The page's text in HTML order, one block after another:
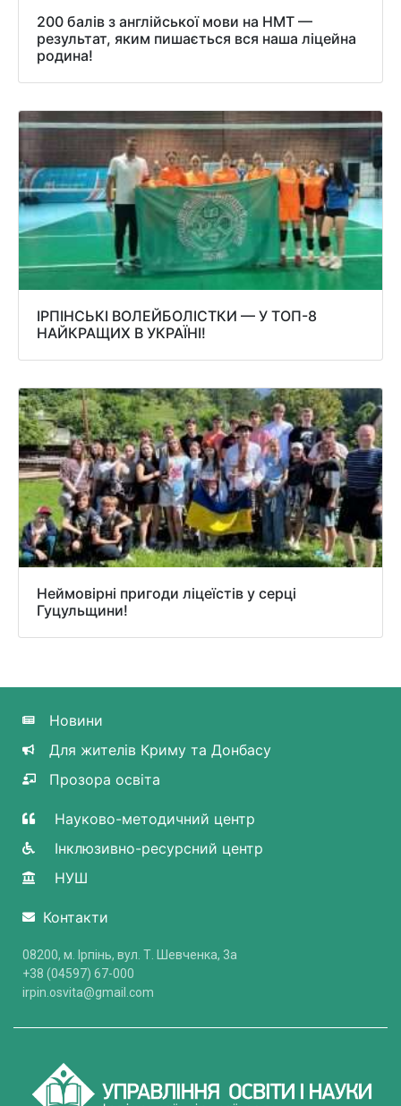
200 балів з англійської мови на НМТ —
результат, яким пишається вся наша ліцейна
родина!
ІРПІНСЬКІ ВОЛЕЙБОЛІСТКИ — У ТОП-8
НАЙКРАЩИХ В УКРАЇНІ!
Неймовірні пригоди ліцеїстів у серці
Гуцульщини!
Новини
Для жителів Криму та Донбасу
Прозора освіта
Науково-методичний центр
Інклюзивно-ресурсний центр
НУШ
Контакти
08200, м. Ірпінь, вул. Т. Шевченка, 3a
+38 (04597) 67-000
irpin.osvita@gmail.com